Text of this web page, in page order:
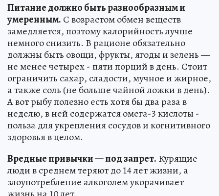
Питание должно быть разнообразным и
умеренным. С возрастом обмен веществ
замедляется, поэтому калорийность лучше
немного снизить. В рационе обязательно
должны быть овощи, фрукты, ягоды и зелень —
не менее четырех - пяти порций в день. Стоит
ограничить сахар, сладости, мучное и жирное,
а также соль (не больше чайной ложки в день).
А вот рыбу полезно есть хотя бы два раза в
неделю, в ней содержатся омега-3 кислоты -
польза для укрепления сосудов и когнитивного
здоровья в целом.
Вредные привычки — под запрет. Курящие
люди в среднем теряют до 14 лет жизни, а
злоупотребление алкоголем укорачивает